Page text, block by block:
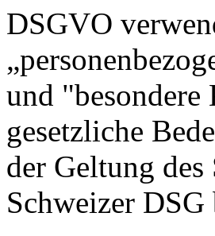
DSGVO
und
gesetzliche
der Geltung
Schweizer DSG